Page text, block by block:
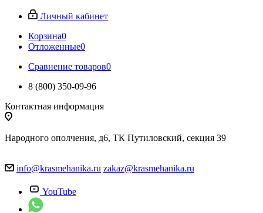
Личный кабинет
Корзина0
Отложенные0
Сравнение товаров0
8 (800) 350-09-96
Контактная информация
Народного ополчения, д6, ТК Путиловский, секция 39
info@krasmehanika.ru zakaz@krasmehanika.ru
YouTube